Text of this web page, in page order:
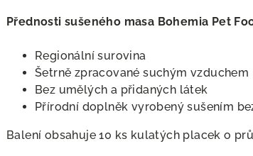
Přednosti sušeného masa Bohemia Pet
Regionální surovina
Šetrně zpracované suchým vzduchem
Bez umělých a přidaných látek
Přírodní doplněk vyrobený sušením
Balení obsahuje 10 ks kulatých placek o